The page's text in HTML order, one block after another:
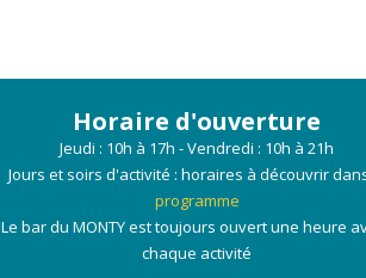
Horaire d'ouverture
Jeudi : 10h à 17h - Vendredi : 10h à 21h
Jours et soirs d'activité : horaires à découvrir
programme
Le bar du MONTY est toujours ouvert une heure
chaque activité